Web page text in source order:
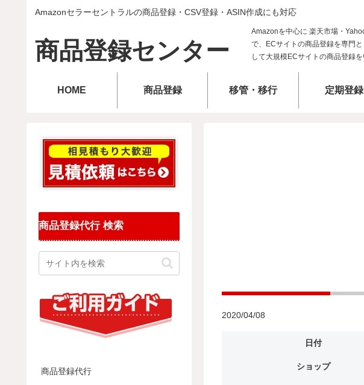
Amazonセラーセントラルの商品登録・CSV登録・ASIN作成にも対応
商品登録センター
HOME 商品登録 移管・移行 定期登録
2020/04/08
日付
ショップ
商品登録代行 検索
商品登録代行